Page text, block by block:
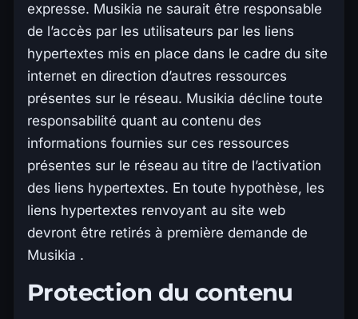
expresse. Musikia ne saurait être responsable
de l’accès par les utilisateurs par les liens
hypertextes mis en place dans le cadre du site
internet en direction d’autres ressources
présentes sur le réseau. Musikia décline toute
responsabilité quant au contenu des
informations fournies sur ces ressources
présentes sur le réseau au titre de l’activation
des liens hypertextes. En toute hypothèse, les
liens hypertextes renvoyant au site web
devront être retirés à première demande de
Musikia .
Protection du contenu